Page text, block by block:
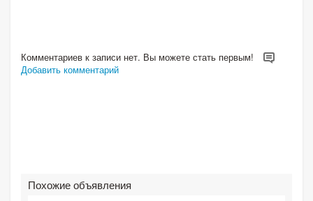
Комментариев к записи нет. Вы можете стать первым!
Добавить комментарий
Похожие объявления